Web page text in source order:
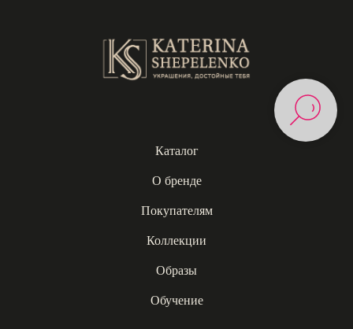
Каталог
О бренде
Покупателям
Коллекции
Образы
Обучение